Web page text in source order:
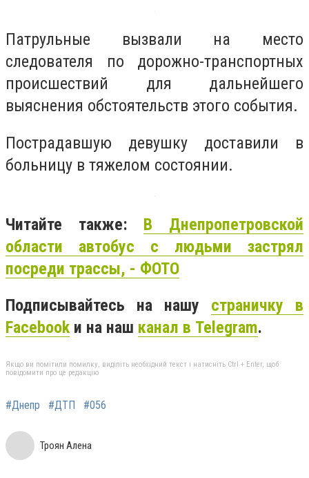
Патрульные вызвали на место
следователя по дорожно-транспортных
происшествий для дальнейшего
выяснения обстоятельств этого события.
Пострадавшую девушку доставили в
больницу в тяжелом состоянии.
Читайте также: В Днепропетровской
области автобус с людьми застрял
посреди трассы, - ФОТО
Подписывайтесь на нашу страничку в
Facebook и на наш канал в Telegram.
Якщо ви помітили помилку, виділіть необхідний текст і натисніть Ctrl + Enter, щоб
повідомити про це редакцію
#Днепр #ДТП #056
Троян Алена